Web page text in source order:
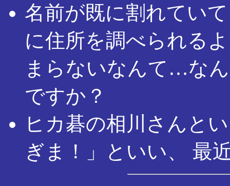
名前が既に割れてい
に住所を調べられる
まらないなんて…な
ですか？
ヒカ碁の相川さんと
ぎま！」といい、 最